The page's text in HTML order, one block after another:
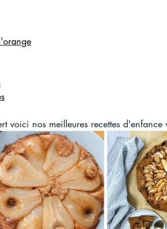
voici nos meilleures recettes d'enfance